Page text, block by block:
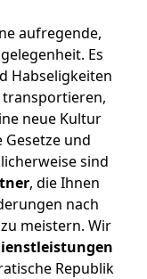
aufregende,
Es
Habseligkeiten
neue Kultur
und
sind
, die Ihnen
nach
meistern. Wir
Republik